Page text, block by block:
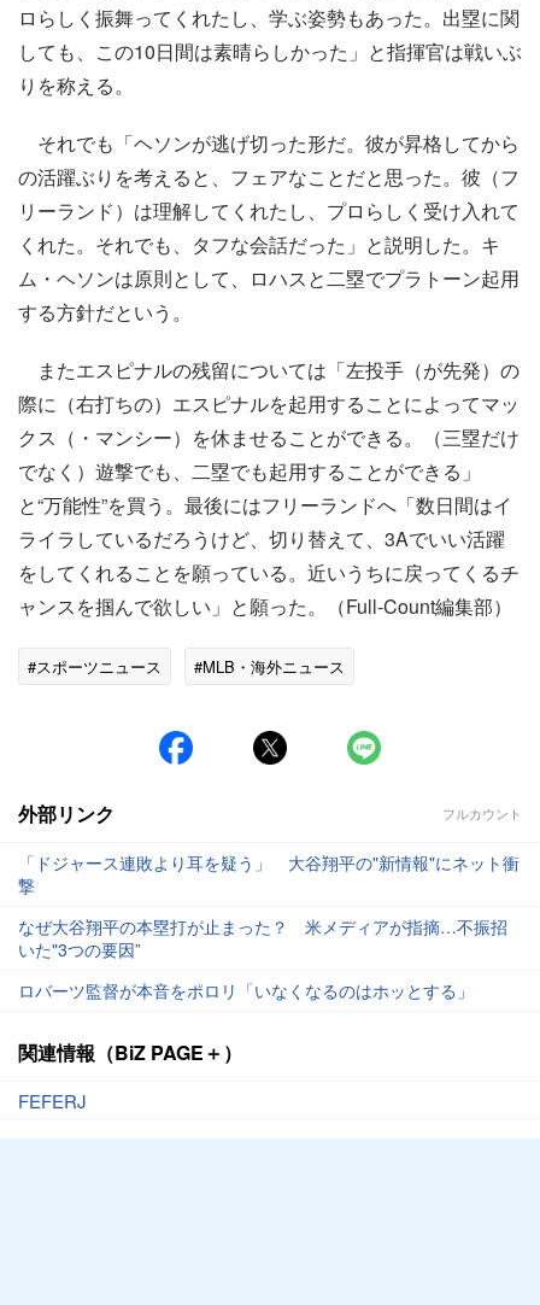
ロらしく振舞ってくれたし、学ぶ姿勢もあった。出塁に関
しても、この10日間は素晴らしかった」と指揮官は戦いぶ
りを称える。
それでも「ヘソンが逃げ切った形だ。彼が昇格してから
の活躍ぶりを考えると、フェアなことだと思った。彼（フ
リーランド）は理解してくれたし、プロらしく受け入れて
くれた。それでも、タフな会話だった」と説明した。キ
ム・ヘソンは原則として、ロハスと二塁でプラトーン起用
する方針だという。
またエスピナルの残留については「左投手（が先発）の
際に（右打ちの）エスピナルを起用することによってマッ
クス（・マンシー）を休ませることができる。（三塁だけ
でなく）遊撃でも、二塁でも起用することができる」
と“万能性”を買う。最後にはフリーランドへ「数日間はイ
ライラしているだろうけど、切り替えて、3Aでいい活躍
をしてくれることを願っている。近いうちに戻ってくるチ
ャンスを掴んで欲しい」と願った。（Full-Count編集部）
#スポーツニュース #MLB・海外ニュース
外部リンク フルカウント
「ドジャース連敗より耳を疑う」 大谷翔平の"新情報"にネット衝
撃
なぜ大谷翔平の本塁打が止まった？ 米メディアが指摘…不振招
いた"3つの要因”
ロバーツ監督が本音をポロリ「いなくなるのはホッとする」
関連情報（BiZ PAGE＋）
FEFERJ